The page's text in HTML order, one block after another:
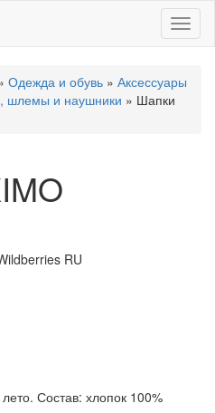
Одежда и обувь » Аксессуары
шлемы и наушники » Шапки
RU
Состав: хлопок 100%